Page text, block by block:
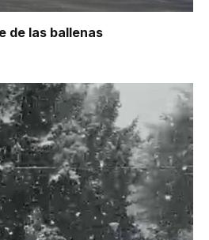
de las ballenas